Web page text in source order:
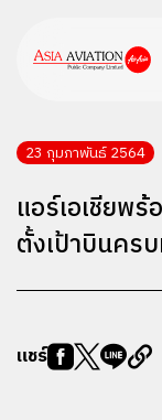
23 กุมภาพันธ์ 2564
แอร์เอเชียพ
ตั้งเป้าบินคร
แชร์